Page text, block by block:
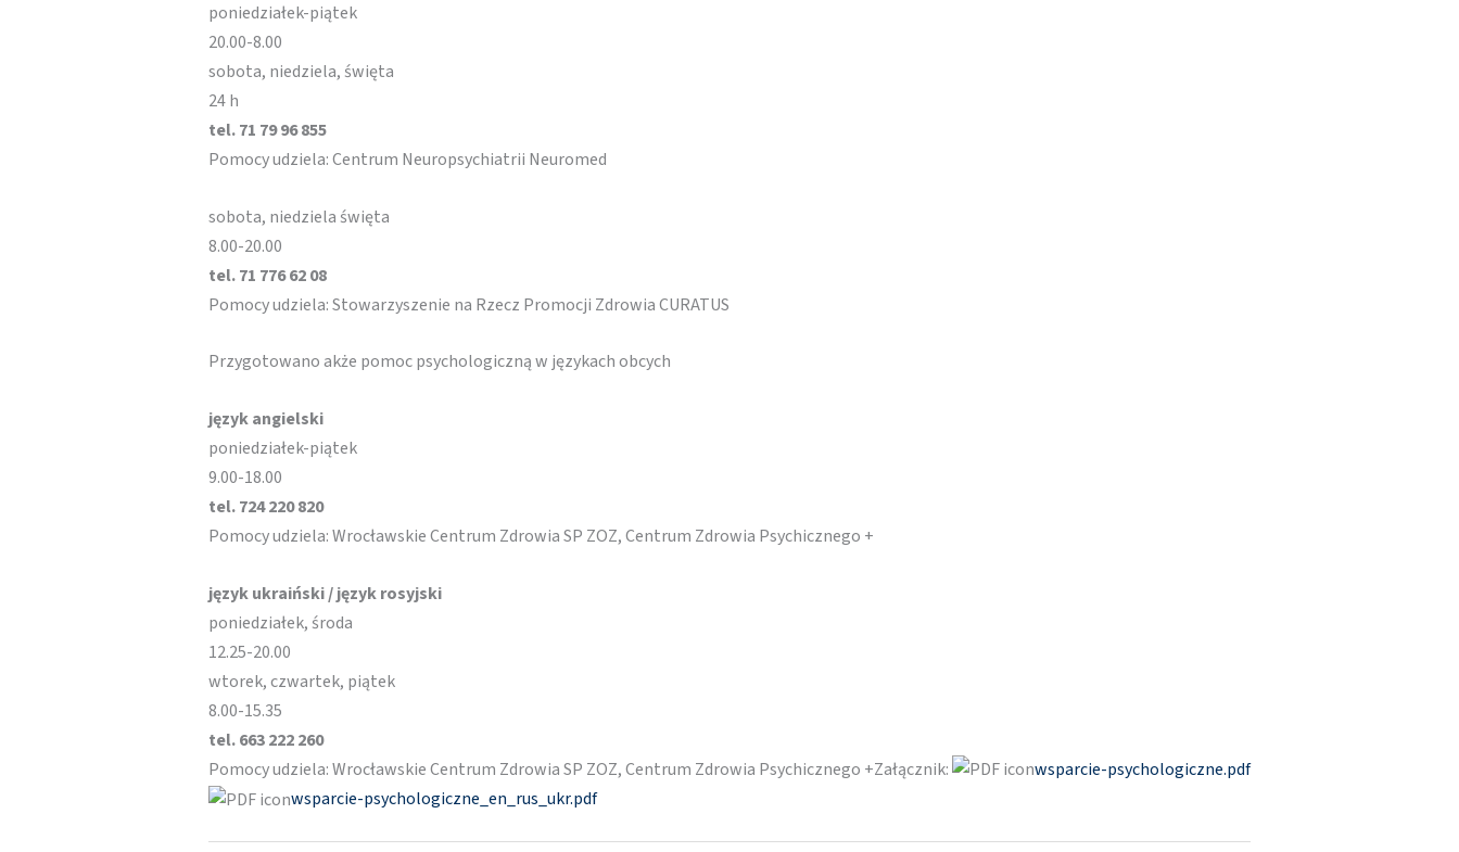
poniedziałek-piątek
20.00-8.00
sobota, niedziela, święta
24 h
tel. 71 79 96 855
Pomocy udziela: Centrum Neuropsychiatrii Neuromed
sobota, niedziela święta
8.00-20.00
tel. 71 776 62 08
Pomocy udziela: Stowarzyszenie na Rzecz Promocji Zdrowia CURATUS
Przygotowano akże pomoc psychologiczną w językach obcych
język angielski
poniedziałek-piątek
9.00-18.00
tel. 724 220 820
Pomocy udziela: Wrocławskie Centrum Zdrowia SP ZOZ, Centrum Zdrowia Psychicznego +
język ukraiński / język rosyjski
poniedziałek, środa
12.25-20.00
wtorek, czwartek, piątek
8.00-15.35
tel. 663 222 260
Pomocy udziela: Wrocławskie Centrum Zdrowia SP ZOZ, Centrum Zdrowia Psychicznego +Załącznik:
wsparcie-psychologiczne.pdf
wsparcie-psychologiczne_en_rus_ukr.pdf